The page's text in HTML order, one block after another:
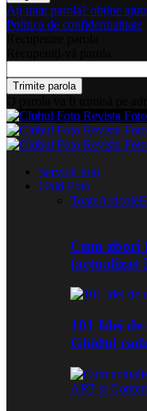
Ați uitat parola? obține
Politica de confidentialitate
Servicii foto
Ghid Foto
ToateArticole
Cum zbori
(actualizat
101 Idei
Ghidul